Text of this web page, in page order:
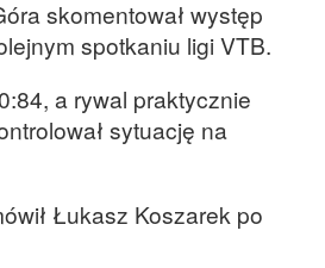
skomentował występ
spotkaniu ligi VTB.
a rywal praktycznie
sytuację na
Łukasz Koszarek po